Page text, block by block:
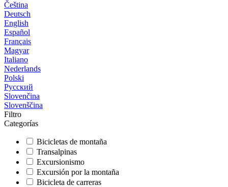
Čeština
Deutsch
English
Español
Français
Magyar
Italiano
Nederlands
Polski
Русский
Slovenčina
Slovenščina
Filtro
Categorías
Bicicletas de montaña
Transalpinas
Excursionismo
Excursión por la montaña
Bicicleta de carreras